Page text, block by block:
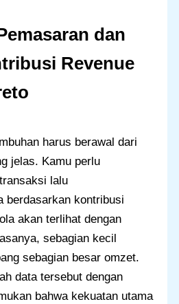
dan
Revenue
harus berawal dari
jelas. Kamu perlu
lalu
berdasarkan kontribusi
akan terlihat dengan
sebagian kecil
sebagian besar omzet.
data tersebut dengan
bahwa kekuatan utama